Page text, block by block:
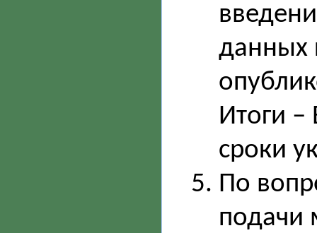
данных
Итоги –
сроки
По
подачи